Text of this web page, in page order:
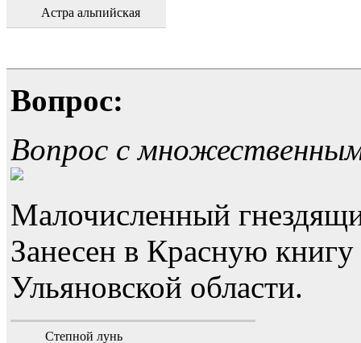
Астра альпийская
Вопрос:
Вопрос с
Малочисленный
Занесен в Красную
Ульяновской области.
Степной лунь